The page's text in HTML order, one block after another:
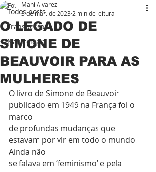
Todos posts
Transpessoal
Naturologia
O LEGADO DE
SIMONE DE
BEAUVOIR PARA AS
MULHERES
Mani Alvarez
3 de mar. de 2023 2 min de leitura
O livro de Simone de Beauvoir
publicado em 1949 na França foi o
marco
de profundas mudanças que
estavam por vir em todo o mundo.
Ainda não
se falava em ‘feminismo’ e pela